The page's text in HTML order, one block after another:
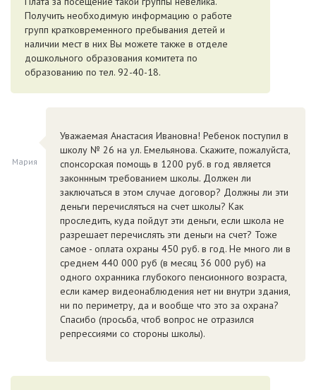
Получить необходимую информацию о работе
групп кратковременного пребывания детей и
наличии мест в них Вы можете также в отделе
дошкольного образования комитета по
образованию по тел. 92-40-18.
Мария
Уважаемая Анастасия Ивановна! Ребенок поступил в
школу № 26 на ул. Емельянова. Скажите, пожалуйста,
спонсорская помощь в 1200 руб. в год является
законнным требованием школы. Должен ли
заключаться в этом случае договор? Должны ли эти
деньги перечисляться на счет школы? Как
проследить, куда пойдут эти деньги, если школа не
разрешает перечислять эти деньги на счет? Тоже
самое - оплата охраны 450 руб. в год. Не много ли в
среднем 440 000 руб (в месяц 36 000 руб) на
одного охранника глубокого пенсионного возраста,
если камер видеонаблюдения нет ни внутри здания,
ни по периметру, да и вообще что это за охрана?
Спасибо (просьба, чтоб вопрос не отразился
репрессиями со стороны школы).